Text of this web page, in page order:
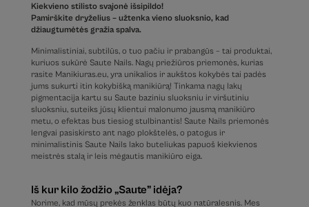
Kiekvieno stilisto svajonė išsipildo!
Pamirškite dryželius – užtenka vieno sluoksnio, kad
džiaugtumėtės gražia spalva.
Minimalistiniai, subtilūs, o tuo pačiu ir prabangūs – tai produktai,
kuriuos sukūrė Saute Nails. Nagų priežiūros priemonės, kurias
rasite Manikiuras.eu, yra unikalios ir aukštos kokybės tai padės
jums sukurti itin kokybišką manikiūrą! Tinkama nagų lakų
pigmentacija kartu su Saute baziniu sluoksniu ir viršutiniu
sluoksniu, suteiks jūsų klientui malonumo jausmą manikiūro
metu, o efektas bus tiesiog stulbinantis! Saute Nails priemonės
lengvai pasiskirsto ant nago plokštelės, o patogus ir
minimalistinis Saute Nails lako buteliukas papuoš kiekvienos
meistrės stalą ir leis mėgautis manikiūro eiga.
Iš kur kilo žodžio „Saute” idėja?
Norime, kad mūsų prekės ženklas būtų kuo natūralesnis. Mes